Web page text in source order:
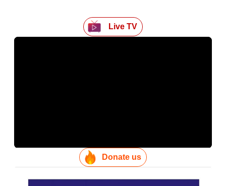
Live TV
Donate us